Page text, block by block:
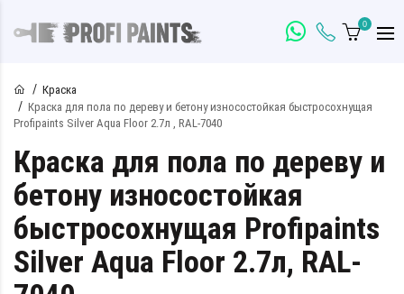
0
Краска
Краска для пола по дереву и бетону износостойкая быстросохнущая
Profipaints Silver Aqua Floor 2.7л , RAL-7040
Краска для пола по дереву и
бетону износостойкая
быстросохнущая Profipaints
Silver Aqua Floor 2.7л, RAL-